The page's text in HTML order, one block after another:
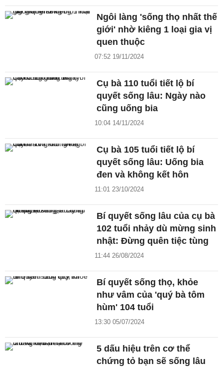
Ngôi làng 'sống thọ nhất thế
giới' nhờ kiêng 1 loại gia vị
quen thuộc
07:52 19/11/2024
Cụ bà 110 tuổi tiết lộ bí
quyết sống lâu: Ngày nào
cũng uống bia
10:04 14/11/2024
Cụ bà 105 tuổi tiết lộ bí
quyết sống lâu: Uống bia
đen và không kết hôn
11:01 23/10/2024
Bí quyết sống lâu của cụ bà
102 tuổi nhảy dù mừng sinh
nhật: Đừng quên tiệc tùng
11:44 26/08/2024
Bí quyết sống thọ, khỏe
như vâm của 'quý bà tôm
hùm' 104 tuổi
13:30 05/07/2024
5 dấu hiệu trên cơ thể
chứng tỏ bạn sẽ sống lâu